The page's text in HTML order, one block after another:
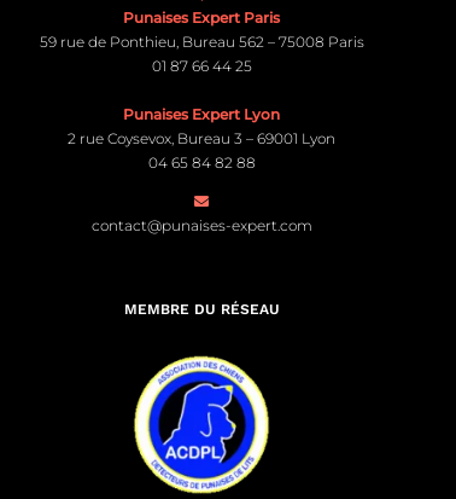
Punaises Expert Paris
59 rue de Ponthieu, Bureau 562 – 75008 Paris
01 87 66 44 25
Punaises Expert Lyon
2 rue Coysevox, Bureau 3 – 69001 Lyon
04 65 84 82 88
contact@punaises-expert.com
MEMBRE DU RÉSEAU